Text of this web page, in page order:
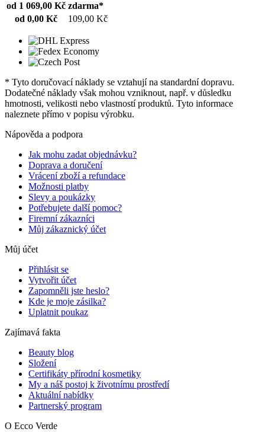
od 1 069,00 Kč zdarma*
od 0,00 Kč
109,00 Kč
* Tyto doručovací náklady se vztahují na standardní dopravu.
Dodatečné náklady však mohou vzniknout, např. v důsledku
hmotnosti, velikosti nebo vlastností produktů. Tyto informace
naleznete přímo v popisu výrobku.
Nápověda a podpora
Jak mohu zadat objednávku?
Doprava a doručení
Vrácení zboží a refundace
Možnosti platby
Slevy a poukázky
Potřebujete další pomoc?
Firemní zákazníci
Můj zákaznický účet
Můj účet
Přihlásit se
Vytvořit účet
Zapomněli jste heslo?
Kde je moje zásilka?
Uplatnit poukaz
Zajímavá fakta
Beauty blog
Složení
Certifikáty přírodní kosmetiky
My a náš postoj k životnímu prostředí
Aktuální nabídky
Partnerský program
O Ecco Verde